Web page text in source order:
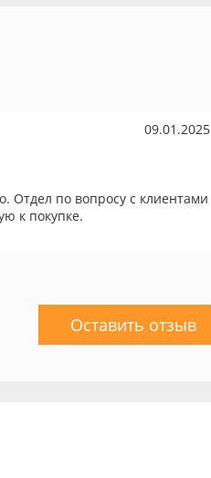
09.01.2025
Отдел по вопросу с клиентами
к покупке.
Оставить отзыв